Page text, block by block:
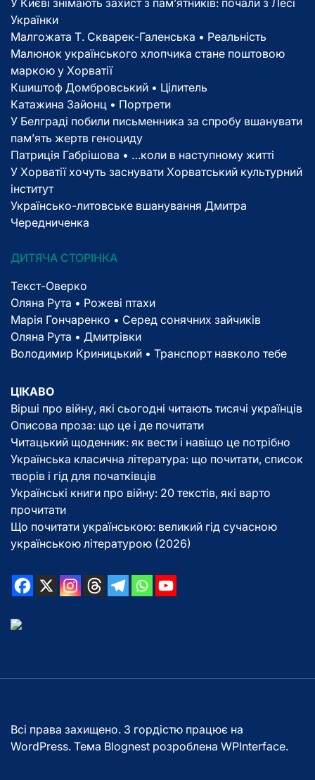
У Києві знімають захист з пам’ятників: почали з Лесі
Українки
Малгожата Т. Скварек-Галенська • Реальність
Малюнок українського хлопчика стане поштовою
маркою у Хорватії
Кшиштоф Домбровський • Цілитель
Катажина Зайонц • Портрети
У Белграді побили письменника за спробу вшанувати
пам’ять жертв геноциду
Патриція Габрішова • …коли в наступному житті
У Хорватії хочуть заснувати Хорватський культурний
інститут
Українсько-литовське вшанування Дмитра
Чередниченка
ДИТЯЧА СТОРІНКА
Текст-Оверко
Оляна Рута • Рожеві птахи
Марія Гончаренко • Серед сонячних зайчиків
Оляна Рута • Дмитрівки
Володимир Криницький • Транспорт навколо тебе
ЦІКАВО
Вірші про війну, які сьогодні читають тисячі українців
Описова проза: що це і де почитати
Читацький щоденник: як вести і навіщо це потрібно
Українська класична література: що почитати, список
творів і гід для початківців
Українські книги про війну: 20 текстів, які варто
прочитати
Що почитати українською: великий гід сучасною
українською літературою (2026)
Всі права захищено. З гордістю працює на
WordPress. Тема Blognest розроблена WPInterface.